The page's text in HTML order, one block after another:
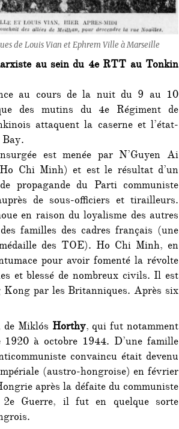
de Louis Vian et Ephrem Ville à Marseille
au sein du 4e RTT au Tonkin
au cours de la nuit du 9 au 10
des mutins du 4e Régiment de
attaquent la caserne et l’état-
est menée par N’Guyen Ai
Chi Minh) et est le résultat d’un
propagande du Parti communiste
de sous-officiers et tirailleurs.
en raison du loyalisme des autres
familles des cadres français (une
des TOE). Ho Chi Minh, en
pour avoir fomenté la révolte
et blessé de nombreux civils. Il est
Kong par les Britanniques. Après six
Miklós Horthy, qui fut notamment
à octobre 1944. D’une famille
convaincu était devenu
(austro-hongroise) en février
après la défaite du communiste
Guerre, il fut en quelque sorte